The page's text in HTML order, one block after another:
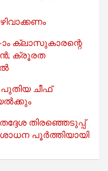
ാം ക്ലാസുകാരന്റെ
ക്രൂരത
ചീഫ്
തദ്ദേശ തിരഞ്ഞെടുപ്പ്
പൂർത്തിയായി